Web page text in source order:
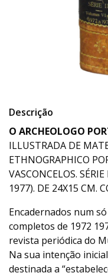
Descrição
O ARCHEOLOGO
ILLUSTRADA DE
ETHNOGRAPHICO
VASCONCELOS.
1977). DE 24X15 CM.
Encadernados num
completos de 1972
revista periódica do
Na sua intenção
destinada a